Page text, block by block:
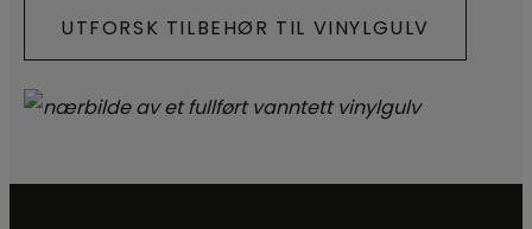
UTFORSK TILBEHØR TIL VINYLGULV